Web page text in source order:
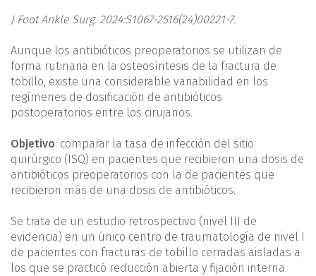
J Foot Ankle Surg. 2024:S1067-2516(24)00221-7.
Aunque los antibióticos preoperatorios se utilizan de
forma rutinaria en la osteosíntesis de la fractura de
tobillo, existe una considerable variabilidad en los
regímenes de dosificación de antibióticos
postoperatorios entre los cirujanos.
Objetivo: comparar la tasa de infección del sitio
quirúrgico (ISQ) en pacientes que recibieron una dosis de
antibióticos preoperatorios con la de pacientes que
recibieron más de una dosis de antibióticos.
Se trata de un estudio retrospectivo (nivel III de
evidencia) en un único centro de traumatología de nivel I
de pacientes con fracturas de tobillo cerradas aisladas a
los que se practicó reducción abierta y fijación interna